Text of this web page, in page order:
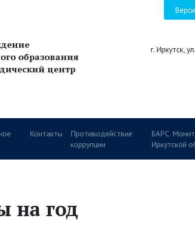
образования
центр
г. Иркутск,
Контакты
Противодействие
коррупции
БАРС.
Иркутской
на год